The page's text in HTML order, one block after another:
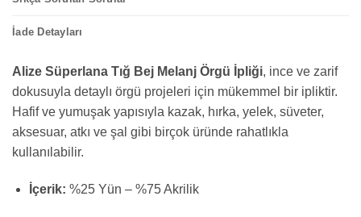
İade Detayları
Alize Süperlana Tığ Bej Melanj Örgü İpliği, ince ve zarif
dokusuyla detaylı örgü projeleri için mükemmel bir ipliktir.
Hafif ve yumuşak yapısıyla kazak, hırka, yelek, süveter,
aksesuar, atkı ve şal gibi birçok üründe rahatlıkla
kullanılabilir.
İçerik: %25 Yün – %75 Akrilik